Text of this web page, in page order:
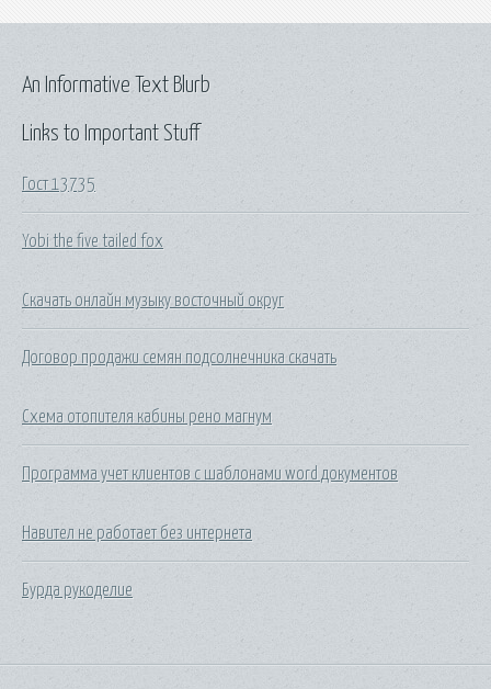
Links to Important Stuff
Гост 13735
Yobi the five tailed fox
Скачать онлайн музыку восточный округ
Договор продажи семян подсолнечника скачать
Схема отопителя кабины рено магнум
Программа учет клиентов с шаблонами word документов
Навител не работает без интернета
Бурда рукоделие
An Informative Text Blurb